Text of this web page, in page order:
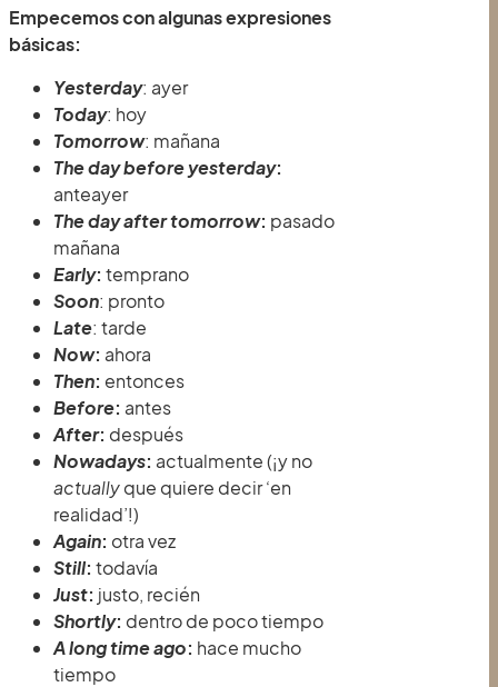
Empecemos con algunas expresiones
básicas:
Yesterday: ayer
Today: hoy
Tomorrow: mañana
The day before yesterday:
anteayer
The day after tomorrow: pasado
mañana
Early: temprano
Soon: pronto
Late: tarde
Now: ahora
Then: entonces
Before: antes
After: después
Nowadays: actualmente (¡y no
actuallyque quiere decir ‘en
realidad’!)
Again: otra vez
Still: todavía
Just: justo, recién
Shortly: dentro de poco tiempo
A long time ago: hace mucho
tiempo